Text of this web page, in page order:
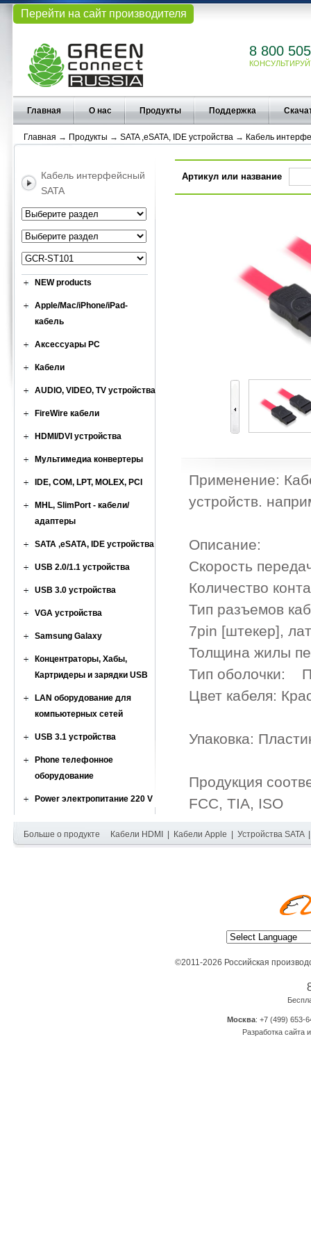
Перейти на сайт производителя
8 800
Главная О нас Продукты Поддержка
Главная → Продукты → SATA ,eSATA, IDE устройства → Кабель
Кабель интерфейсный
SATA
NEW products
Apple/Mac/iPhone/iPad-
кабель
Аксессуары PC
Кабели
AUDIO, VIDEO, TV устройства
FireWire кабели
HDMI/DVI устройства
Мультимедиа конвертеры
IDE, COM, LPT, MOLEX, PCI
MHL, SlimPort - кабели/
адаптеры
SATA ,eSATA, IDE устройства
USB 2.0/1.1 устройства
USB 3.0 устройства
VGA устройства
Samsung Galaxy
Концентраторы, Хабы,
Картридеры и зарядки USB
LAN оборудование для
компьютерных сетей
USB 3.1 устройства
Phone телефонное
оборудование
Power электропитание 220 V
Артикул или название
Применение:
устройств.
Описание:
Скорость
Количество
Тип разъемов
7pin [штекер],
Толщина жилы
Тип оболочки:
Цвет кабеля:
Упаковка:
Продукция
FCC, TIA, ISO
Больше о продукте Кабели HDMI Кабели Apple Устройства SATA
©2011-2026 Российская
Москва: +7 (499) 653-
Разработка сайта